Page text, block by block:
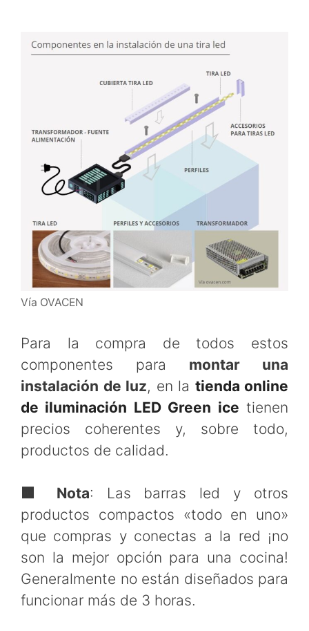
Vía OVACEN
Para la compra de todos estos
componentes para montar una
instalación de luz, en la tienda online
de iluminación LED Green ice tienen
precios coherentes y, sobre todo,
productos de calidad.
🟧 Nota: Las barras led y otros
productos compactos «todo en uno»
que compras y conectas a la red ¡no
son la mejor opción para una cocina!
Generalmente no están diseñados para
funcionar más de 3 horas.